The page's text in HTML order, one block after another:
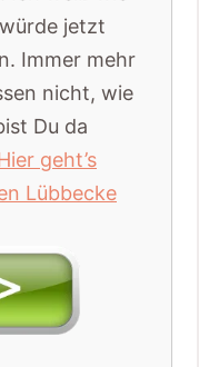
jetzt
Immer mehr
nicht, wie
Du da
geht’s
Lübbecke